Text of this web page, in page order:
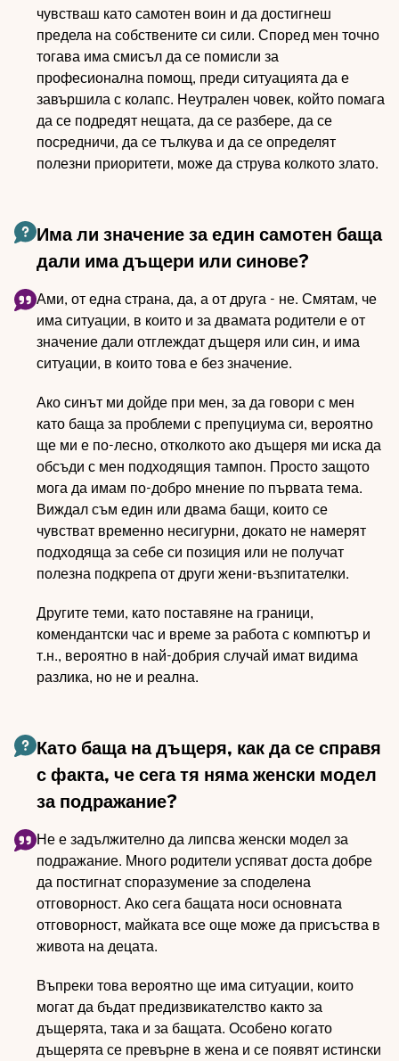
чувстваш като самотен воин и да достигнеш
предела на собствените си сили. Според мен точно
тогава има смисъл да се помисли за
професионална помощ, преди ситуацията да е
завършила с колапс. Неутрален човек, който помага
да се подредят нещата, да се разбере, да се
посредничи, да се тълкува и да се определят
полезни приоритети, може да струва колкото злато.
Има ли значение за един самотен баща
дали има дъщери или синове?
Ами, от една страна, да, а от друга - не. Смятам, че
има ситуации, в които и за двамата родители е от
значение дали отглеждат дъщеря или син, и има
ситуации, в които това е без значение.
Ако синът ми дойде при мен, за да говори с мен
като баща за проблеми с препуциума си, вероятно
ще ми е по-лесно, отколкото ако дъщеря ми иска да
обсъди с мен подходящия тампон. Просто защото
мога да имам по-добро мнение по първата тема.
Виждал съм един или двама бащи, които се
чувстват временно несигурни, докато не намерят
подходяща за себе си позиция или не получат
полезна подкрепа от други жени-възпитателки.
Другите теми, като поставяне на граници,
комендантски час и време за работа с компютър и
т.н., вероятно в най-добрия случай имат видима
разлика, но не и реална.
Като баща на дъщеря, как да се справя
с факта, че сега тя няма женски модел
за подражание?
Не е задължително да липсва женски модел за
подражание. Много родители успяват доста добре
да постигнат споразумение за споделена
отговорност. Ако сега бащата носи основната
отговорност, майката все още може да присъства в
живота на децата.
Въпреки това вероятно ще има ситуации, които
могат да бъдат предизвикателство както за
дъщерята, така и за бащата. Особено когато
дъщерята се превърне в жена и се появят истински